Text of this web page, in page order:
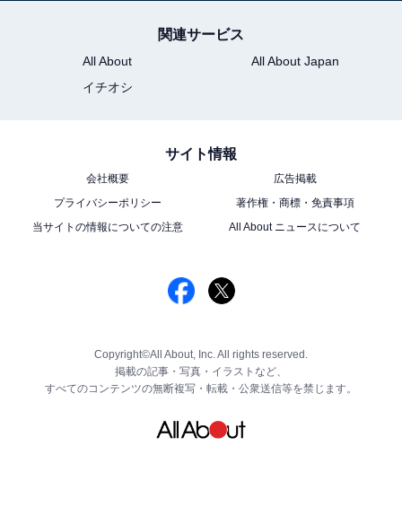
関連サービス
All About
All About Japan
イチオシ
サイト情報
会社概要
広告掲載
プライバシーポリシー
著作権・商標・免責事項
当サイトの情報についての注意
All About ニュースについて
Copyright©All About, Inc. All rights reserved.
掲載の記事・写真・イラストなど、
すべてのコンテンツの無断複写・転載・公衆送信等を禁じます。